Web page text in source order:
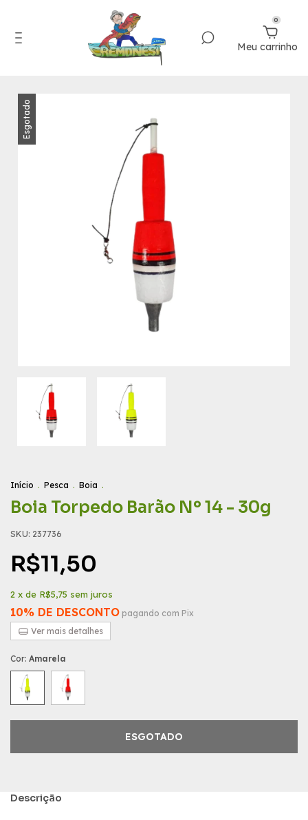
0
Meu carrinho
Esgotado
Início . Pesca . Boia .
Boia Torpedo Barão Nº 14 - 30g
SKU: 237736
R$11,50
2 x de R$5,75 sem juros
10% DE DESCONTO pagando com Pix
Ver mais detalhes
Cor: Amarela
Descrição